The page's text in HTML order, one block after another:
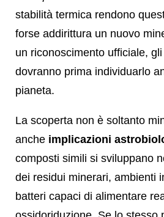
stabilità termica rendono
forse addirittura un nuovo
un riconoscimento ufficiale,
dovranno prima individuarlo
pianeta.
La scoperta non è soltanto
anche implicazioni
composti simili si sviluppano
dei residui minerari, ambienti
batteri capaci di alimentare